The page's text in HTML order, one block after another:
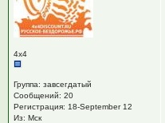
4х4
Группа: завсегдатый
Сообщений: 20
Регистрация: 18-September 12
Из: Мск